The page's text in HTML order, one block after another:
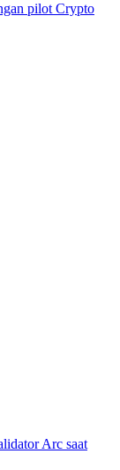
pilot Crypto
Arc saat